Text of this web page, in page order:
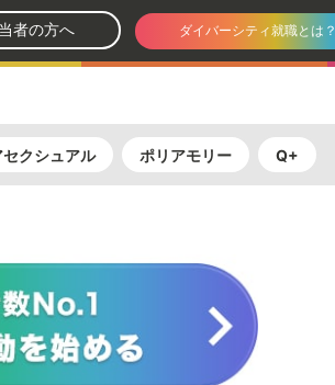
者の方へ ダイバーシティ就職とは？
セクシュアル ポリアモリー Q+